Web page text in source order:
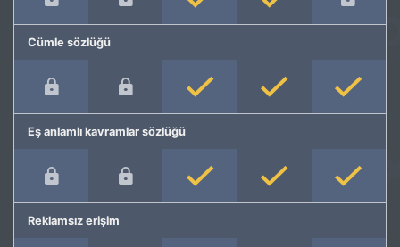
Cümle sözlüğü
Eş anlamlı kavramlar sözlüğü
Reklamsız erişim